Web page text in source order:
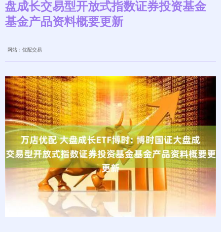
盘成长交易型开放式指数证券投资基金
基金产品资料概要更新
网站：优配交易